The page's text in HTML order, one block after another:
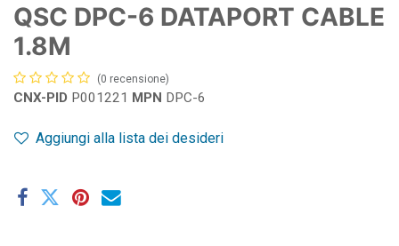
QSC DPC-6 DATAPORT CABLE
1.8M
(0 recensione)
CNX-PID P001221 MPN DPC-6
Aggiungi alla lista dei desideri